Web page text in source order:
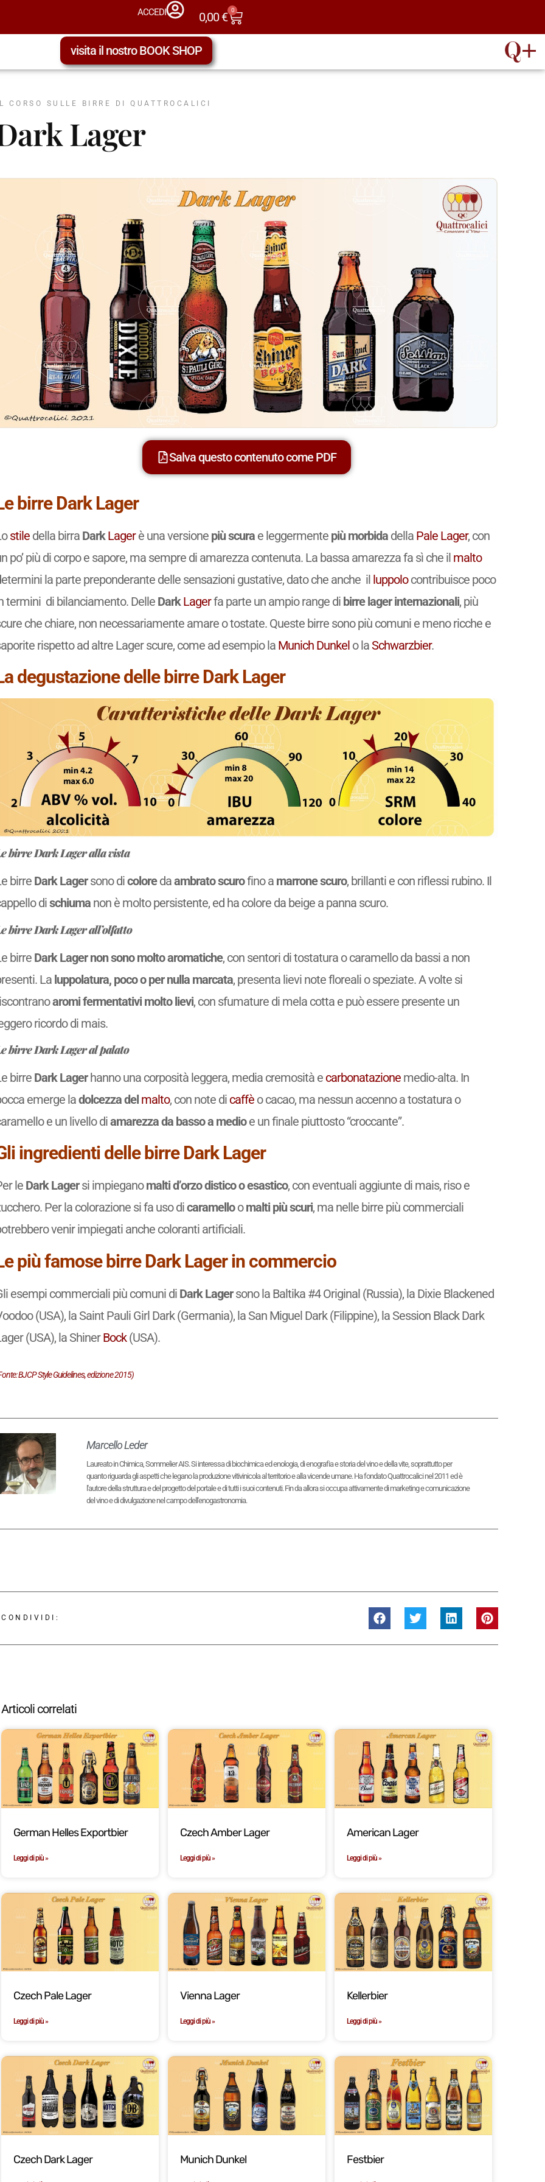
ACCEDI 0,00€ 0
visita il nostro BOOK SHOP
CORSO SULLE BIRRE DI QUATTROCALICI
Lager
Salva questo contenuto come PDF
birre Dark Lager
stile della birra DarkLagerè una versione più scura e leggermente più morbida della Pale Lager, con
po’ più di corpo e sapore, ma sempre di amarezza contenuta. La bassa amarezza fa sì che il malto
la parte preponderante delle sensazioni gustative, dato che anche il luppolocontribuisce poco
termini di bilanciamento. Delle DarkLagerfa parte un ampio range di birre lager internazionali, più
che chiare, non necessariamente amare o tostate. Queste birre sono più comuni e meno ricche e
rispetto ad altre Lager scure, come ad esempio la Munich Dunkel o laSchwarzbier.
degustazione delle birre Dark Lager
birre Dark Lager alla vista
birre Dark Lagersono dicoloredaambrato scurofino a marrone scuro, brillanti e con riflessi rubino. Il
dischiuma non è molto persistente, ed ha colore da beige a panna scuro.
birre Dark Lager all’olfatto
birre Dark Lager non sono molto aromatiche, con sentori di tostatura o caramello da bassi a non
La luppolatura, poco o per nulla marcata, presenta lievi note floreali o speziate. A volte si
aromi fermentativi molto lievi, con sfumature di mela cotta e può essere presente un
ricordo di mais.
birre Dark Lager al palato
birre Dark Lagerhanno una corposità leggera, media cremosità e carbonatazione medio-alta. In
emerge ladolcezza del malto, con note di caffè o cacao, ma nessun accenno a tostatura o
e un livello diamarezza da basso a medioe un finale piuttosto “croccante”.
ingredienti delle birre Dark Lager
le Dark Lagersi impieganomalti d’orzo distico o esastico, con eventuali aggiunte di mais, riso e
Per la colorazione si fa uso dicaramelloomalti più scuri, ma nelle birre più commerciali
venir impiegati anche coloranti artificiali.
più famose birre Dark Lager in commercio
esempi commerciali più comuni di Dark Lagersono la Baltika #4 Original (Russia), la Dixie Blackened
(USA), la Saint Pauli Girl Dark (Germania), la San Miguel Dark (Filippine), la Session Black Dark
(USA), la ShinerBock(USA).
BJCP Style Guidelines, edizione 2015)
Marcello Leder
Laureato in Chimica, Sommelier AIS. Si interessa di biochimica ed enologia, di enografia e storia del vino e della vite, soprattutto per
quanto riguarda gli aspetti che legano la produzione vitivinicola al territorio e alla vicende umane. Ha fondato Quattrocalici nel 2011 ed è
l'autore della struttura e del progetto del portale e di tutti i suoi contenuti. Fin da allora si occupa attivamente di marketing e comunicazione
del vino e di divulgazione nel campo dell'enogastronomia.
CONDIVIDI:
Articoli correlati
German Helles Exportbier
Leggi di più »
Czech Amber Lager
Leggi di più »
American Lager
Leggi di più »
Czech Pale Lager
Leggi di più »
Vienna Lager
Leggi di più »
Kellerbier
Leggi di più »
Czech Dark Lager Munich Dunkel Festbier